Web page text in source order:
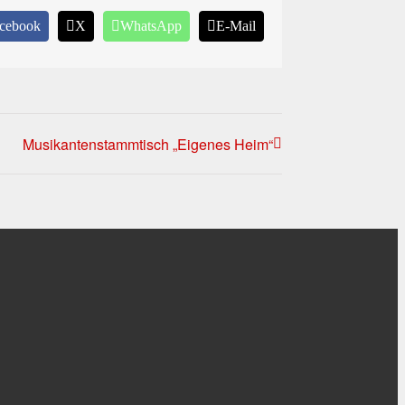
X WhatsApp E-Mail
Musikantenstammtisch „Eigenes Heim“